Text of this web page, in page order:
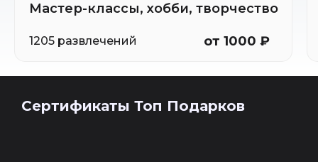
Мастер-классы, хобби, творчество
1205 развлечений от 1000 ₽
Сертификаты Топ Подарков